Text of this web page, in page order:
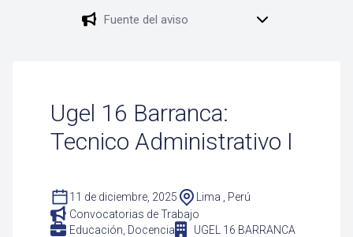
Ugel 16 Barranca:
Tecnico Administrativo I
11 de diciembre, 2025
Lima , Perú
Convocatorias de Trabajo
Educación, Docencia
UGEL 16 BARRANCA